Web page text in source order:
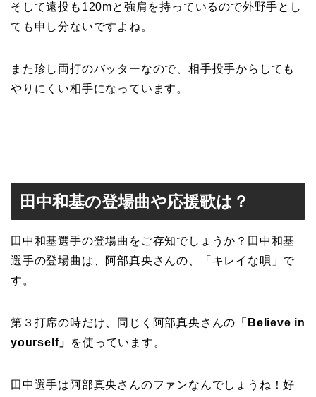
そして遠投も120mと強肩を持っているので外野手とし
ても申し分ないですよね。
また珍し両打のバッターなので、相手投手からしても
やりにくい相手になっています。
田中和基の登場曲や応援歌は？
田中和基選手の登場曲をご存知でしょうか？田中和基
選手の登場曲は、阿部真央さんの、「キレイな唄」で
す。
第３打席の時だけ、同じく阿部真央さんの 「Believe in
yourself」
を使っています。
田中選手は阿部真央さんのファンなんでしょうね！好